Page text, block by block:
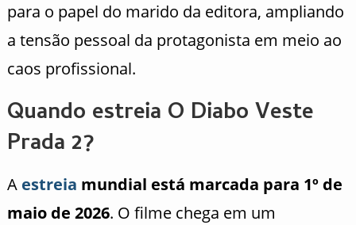
para o papel do marido da editora, ampliando
a tensão pessoal da protagonista em meio ao
caos profissional.
Quando estreia O Diabo Veste
Prada 2?
A estreia mundial está marcada para 1º de
maio de 2026. O filme chega em um